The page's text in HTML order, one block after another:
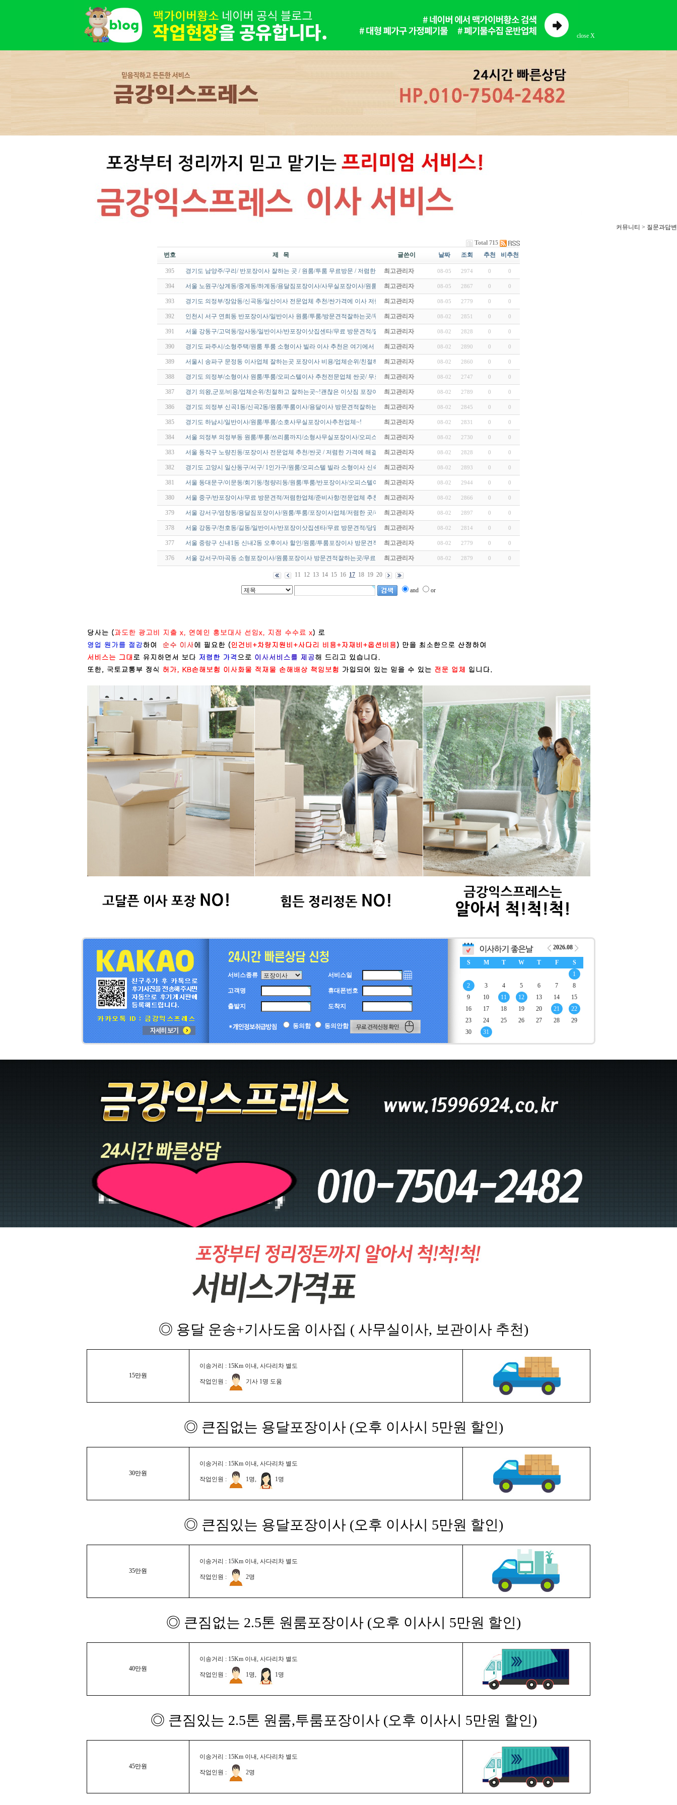
close X
커뮤니티 > 질문과답변
Total 715
번호
제 목 글쓴이 날짜 조회 추천 비추천
395 경기도 남양주/구리/ 반포장이사 잘하는 곳 / 원룸/투룸 무료방문 / 저렴한 견적^^최고관리자 08-05 2974 0 0
394 서울 노원구/상계동/중계동/하계동/용달짐포장이사/사무실포장이사/원룸/투룸추천업체…
최고관리자 08-05 2867 0 0
393 경기도 의정부/장암동/신곡동/일산이사 전문업체 추천/싼가격에 이사 저렴히 해결하세…
최고관리자 08-05 2779 0 0
392 인천시 서구 연희동 반포장이사/일반이사 원룸/투룸/방문견적잘하는곳/무료방문~!
최고관리자 08-02 2851 0 0
391 서울 강동구/고덕동/암사동/일반이사/반포장이삿집센타/무료 방문견적/깔끔한업체 후…
최고관리자 08-02 2828 0 0
390 경기도 파주시/소형주택/원룸 투룸 소형이사 빌라 이사 추천은 여기에서 알아보세요~!
최고관리자 08-02 2890 0 0
389 서울시 송파구 문정동 이사업체 잘하는곳 포장이사 비용/업체순위/친절하고 잘하는곳~…
최고관리자 08-02 2860 0 0
388 경기도 의정부/소형이사 원룸/투룸/오피스텔이사 추천전문업체 싼곳/ 무료방문 견적 …
최고관리자 08-02 2747 0 0
387 경기 의왕,군포/비용/업체순위/친절하고 잘하는곳~!괜찮은 이삿짐 포장이사업체시 이…
최고관리자 08-02 2789 0 0
386 경기도 의정부 신곡1동/신곡2동/원룸/투룸이사/용달이사 방문견적잘하는곳 ~!최고관리자 08-02 2845 0 0
385 경기도 하남시/일반이사/원룸/투룸/소호사무실포장이사추천업체~! 최고관리자 08-02 2831 0 0
384 서울 의정부 의정부동 원룸/투룸/쓰리룸까지/소형사무실포장이사/오피스텔이사 방문견…
최고관리자 08-02 2730 0 0
383 서울 동작구 노량진동/포장이사 전문업체 추천/싼곳 / 저렴한 가격에 해결하세요~!
최고관리자 08-02 2828 0 0
382 경기도 고양시 일산동구/서구/ 1인가구/원룸/오피스텔 빌라 소형이사 신속한 이삿짐센…
최고관리자 08-02 2893 0 0
381 서울 동대문구/이문동/회기동/청량리동/원룸/투룸/반포장이사/오피스텔이사 견적비용/…
최고관리자 08-02 2944 0 0
380 서울 중구/반포장이사/무료 방문견적/저렴한업체/준비사항/전문업체 추천/이삿집센타~…
최고관리자 08-02 2866 0 0
379 서울 강서구/염창동/용달짐포장이사/원룸/투룸/포장이사업체/저렴한 곳/추천~!최고관리자 08-02 2897 0 0
378 서울 강동구/천호동/길동/일반이사/반포장이삿집센타/무료 방문견적/당일이사/오후이…
최고관리자 08-02 2814 0 0
377 서울 중랑구 신내1동 신내2동 오후이사 할인/원룸/투룸포장이사 방문견적잘하는곳/무…
최고관리자 08-02 2779 0 0
376 서울 강서구/마곡동 소형포장이사/원룸포장이사 방문견적잘하는곳/무료방문 가능한업…
최고관리자 08-02 2879 0 0
11 12 13 14 15 16 17 18 19 20
and or
서비스종류 서비스일
고객명 휴대폰번호
출발지 도착지
동의함 동의안함
2026.08
S M T W T F
S
1
2
3 4 5 6 7
8
9
10 11 12 13 14
15
16
17 18 19 20 21
22
23
24 25 26 27 28
29
30
31
◎ 용달 운송+기사도움 이사집 ( 사무실이사, 보관이사 추천)
15만원
이송거리 : 15Km 이내, 사다리차 별도
작업인원 : 기사 1명 도움
◎ 큰짐없는 용달포장이사 (오후 이사시 5만원 할인)
30만원
이송거리 : 15Km 이내, 사다리차 별도
작업인원 : 1명, 1명
◎ 큰짐있는 용달포장이사 (오후 이사시 5만원 할인)
35만원
이송거리 : 15Km 이내, 사다리차 별도
작업인원 : 2명
◎ 큰짐없는 2.5톤 원룸포장이사 (오후 이사시 5만원 할인)
40만원
이송거리 : 15Km 이내, 사다리차 별도
작업인원 : 1명, 1명
◎ 큰짐있는 2.5톤 원룸,투룸포장이사 (오후 이사시 5만원 할인)
45만원
이송거리 : 15Km 이내, 사다리차 별도
작업인원 : 2명